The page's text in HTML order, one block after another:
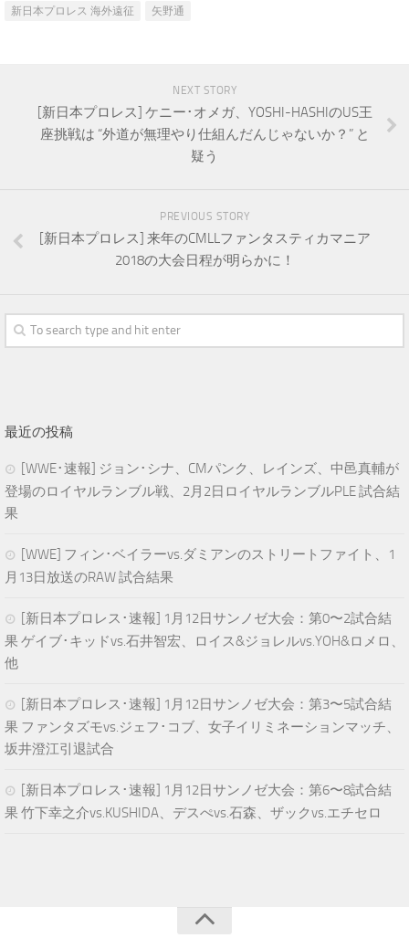
新日本プロレス 海外遠征
矢野通
NEXT STORY
[新日本プロレス] ケニー･オメガ、YOSHI-HASHIのUS王
座挑戦は “外道が無理やり仕組んだんじゃないか？” と
疑う
PREVIOUS STORY
[新日本プロレス] 来年のCMLLファンタスティカマニア
2018の大会日程が明らかに！
最近の投稿
[WWE･速報] ジョン･シナ、CMパンク、レインズ、中邑真輔が
登場のロイヤルランブル戦、2月2日ロイヤルランブルPLE 試合結
果
[WWE] フィン･ベイラーvs.ダミアンのストリートファイト、1
月13日放送のRAW 試合結果
[新日本プロレス･速報] 1月12日サンノゼ大会：第0〜2試合結
果 ゲイブ･キッドvs.石井智宏、ロイス&ジョレルvs.YOH&ロメロ、
他
[新日本プロレス･速報] 1月12日サンノゼ大会：第3〜5試合結
果 ファンタズモvs.ジェフ･コブ、女子イリミネーションマッチ、
坂井澄江引退試合
[新日本プロレス･速報] 1月12日サンノゼ大会：第6〜8試合結
果 竹下幸之介vs.KUSHIDA、デスぺvs.石森、ザックvs.エチセロ